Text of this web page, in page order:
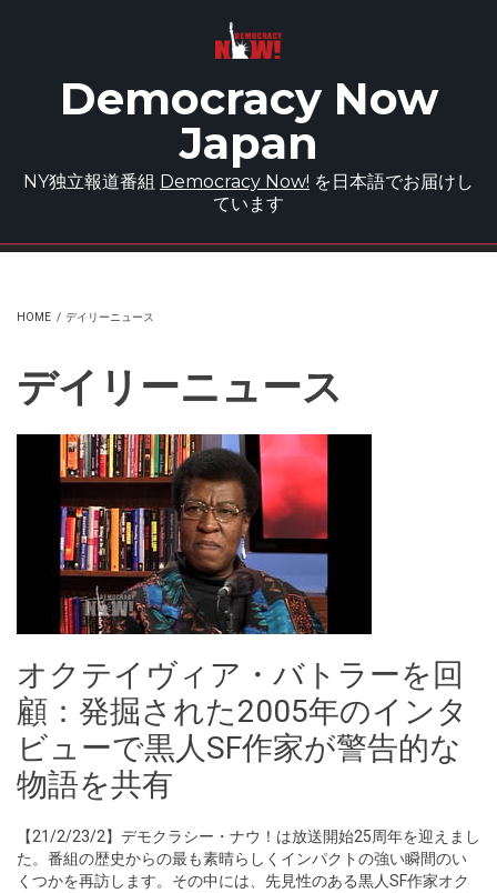
Democracy Now
Japan
NY独立報道番組 Democracy Now! を日本語でお届けし
ています
HOME / デイリーニュース
デイリーニュース
オクテイヴィア・バトラーを回
顧：発掘された2005年のインタ
ビューで黒人SF作家が警告的な
物語を共有
【21/2/23/2】デモクラシー・ナウ！は放送開始25周年を迎えまし
た。番組の歴史からの最も素晴らしくインパクトの強い瞬間のい
くつかを再訪します。その中には、先見性のある黒人SF作家オク